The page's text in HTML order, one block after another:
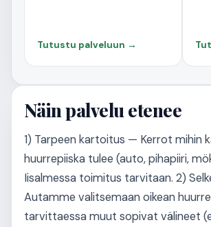
Tutustu palveluun →
Näin palvelu etenee
1) Tarpeen kartoitus — Kerrot mihin
huurrepiiska tulee (auto, pihapiiri,
Iisalmessa toimitus tarvitaan. 2)
Autamme valitsemaan oikean
tarvittaessa muut sopivat välineet